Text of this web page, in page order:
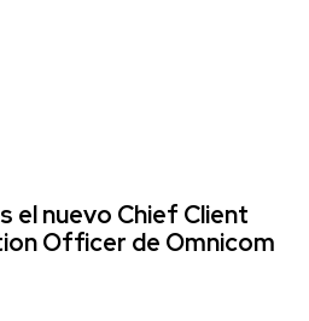
el nuevo Chief Client
Officer de Omnicom